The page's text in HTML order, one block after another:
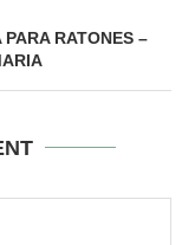
RATONES –